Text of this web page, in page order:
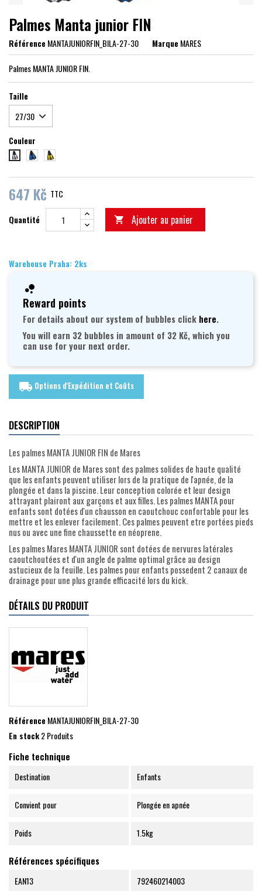
Palmes Manta junior FIN
RéférenceMANTAJUNIORFIN_BILA-27-30 MarqueMARES
Palmes MANTA JUNIOR FIN.
Taille
Couleur
white
modrá yellow
647 Kč TTC
Quantité  Ajouter au panier
Warehouse Praha: 2ks
Reward points
For details about our system of bubbles click here.
You will earn 32 bubbles in amount of 32 Kč, which you
can use for your next order.
local_shipping Options d'Expédition et Coûts
DESCRIPTION
Les palmes MANTA JUNIOR FIN de Mares
Les MANTA JUNIOR de Mares sont des palmes solides de haute qualité
que les enfants peuvent utiliser lors de la pratique de l'apnée, de la
plongée et dans la piscine. Leur conception colorée et leur design
attrayant plairont aux garçons et aux filles. Les palmes MANTA pour
enfants sont dotées d'un chausson en caoutchouc confortable pour les
mettre et les enlever facilement. Ces palmes peuvent etre portées pieds
nus ou avec une fine chaussette en néoprene.
Les palmes Mares MANTA JUNIOR sont dotées de nervures latérales
caoutchoutées et d'un angle de palme optimal grâce au design
astucieux de la feuille. Les palmes pour enfants possedent 2 canaux de
drainage pour une plus grande efficacité lors du kick.
DÉTAILS DU PRODUIT
RéférenceMANTAJUNIORFIN_BILA-27-30
En stock2 Produits
Fiche technique
Destination Enfants
Convient pour Plongée en apnée
Poids 1.5kg
Références spécifiques
EAN13 792460214003